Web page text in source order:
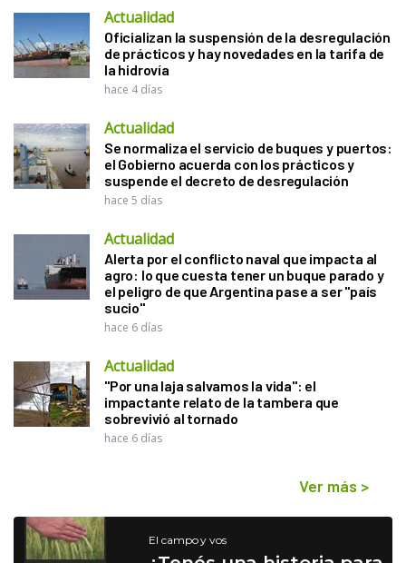
Actualidad
Oficializan la suspensión de la desregulación
de prácticos y hay novedades en la tarifa de
la hidrovía
hace 4 días
Actualidad
Se normaliza el servicio de buques y puertos:
el Gobierno acuerda con los prácticos y
suspende el decreto de desregulación
hace 5 días
Actualidad
Alerta por el conflicto naval que impacta al
agro: lo que cuesta tener un buque parado y
el peligro de que Argentina pase a ser "país
sucio"
hace 6 días
Actualidad
"Por una laja salvamos la vida": el
impactante relato de la tambera que
sobrevivió al tornado
hace 6 días
Ver más >
El campo y vos